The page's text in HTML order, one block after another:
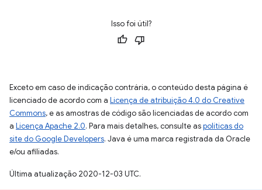
Isso foi útil?
Exceto em caso de indicação contrária, o conteúdo desta página é
licenciado de acordo com a Licença de atribuição 4.0 do Creative
Commons, e as amostras de código são licenciadas de acordo com
a Licença Apache 2.0. Para mais detalhes, consulte aspolíticas do
site do Google Developers. Java é uma marca registrada da Oracle
e/ou afiliadas.
Última atualização 2020-12-03 UTC.